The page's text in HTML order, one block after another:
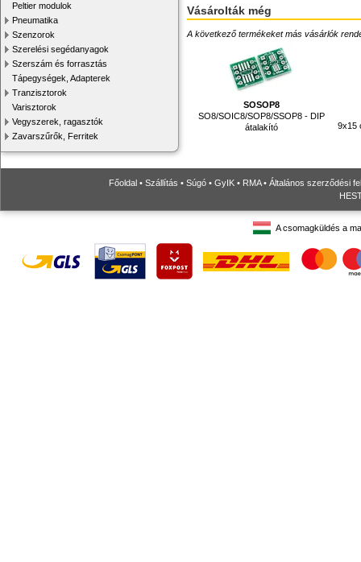
Peltier modulok
Pneumatika
Szenzorok
Szerelési segédanyagok
Szerszám és forrasztás
Tápegységek, Adapterek
Tranzisztorok
Varisztorok
Vegyszerek, ragasztók
Zavarszűrők, Ferritek
Vásárolták még
A következő termékeket más vásárlók
SOSOP8
SO8/SOIC8/SOP8/SSOP8 - DIP
átalakító
9x15
Főoldal • Szállítás • Súgó • GyIK • RMA• Általános szerződési
A csomagküldés a